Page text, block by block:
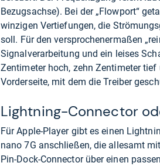
Bezugsachse). Bei der „Flowport“
winzigen Vertiefungen, die
soll. Für den versprochenermaßen
Signalverarbeitung und ein leises
Zentimeter hoch, zehn Zentimeter
Vorderseite, mit dem die Treiber
Lightning-Connector
Für Apple-Player gibt es einen
nano 7G anschließen, die allesamt
Pin-Dock-Connector über einen